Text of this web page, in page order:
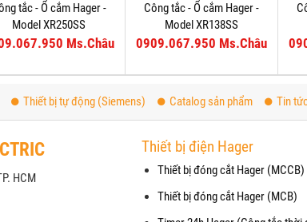
tắc - Ổ cắm Hager -
Model XR250SS
Ms.Châu
Công tắc - Ổ cắm Hager -
Model XR138SS
0909.067.950 Ms.Châu
Thiết bị tự động (Siemens) Catalog sản phẩm Tin
HCM
Thiết bị điện Hager
Thiết bị đóng cắt Hager (MCCB)
Thiết bị đóng cắt Hager (MCB)